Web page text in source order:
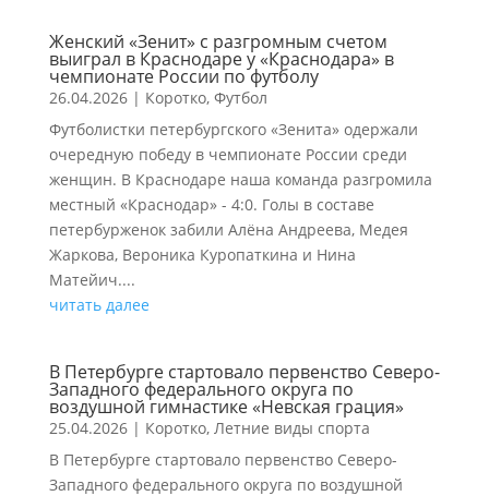
Женский «Зенит» с разгромным счетом
выиграл в Краснодаре у «Краснодара» в
чемпионате России по футболу
26.04.2026| Коротко, Футбол
Футболистки петербургского «Зенита» одержали
очередную победу в чемпионате России среди
женщин. В Краснодаре наша команда разгромила
местный «Краснодар» - 4:0. Голы в составе
петербурженок забили Алёна Андреева, Медея
Жаркова, Вероника Куропаткина и Нина
Матейич....
читать далее
В Петербурге стартовало первенство Северо-
Западного федерального округа по
воздушной гимнастике «Невская грация»
25.04.2026| Коротко, Летние виды спорта
В Петербурге стартовало первенство Северо-
Западного федерального округа по воздушной